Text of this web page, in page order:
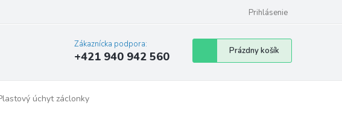
Prihlásenie
Zákaznícka podpora:
+421 940 942 560
Nákupný
košík
Prázdny košík
úchyt záclonky